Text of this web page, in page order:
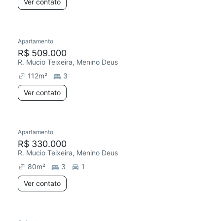
Ver contato
Apartamento
R$ 509.000
R. Mucio Teixeira, Menino Deus
112m²
3
Ver contato
Apartamento
R$ 330.000
R. Mucio Teixeira, Menino Deus
80m² 3
1
Ver contato